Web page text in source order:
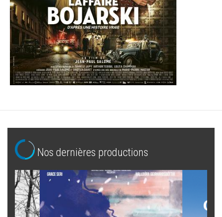
Nos dernières productions